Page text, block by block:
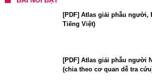
[PDF] Atlas giải phẫu người,
Tiếng Việt)
[PDF] Atlas giải phẫu người
(chia theo cơ quan dễ tra